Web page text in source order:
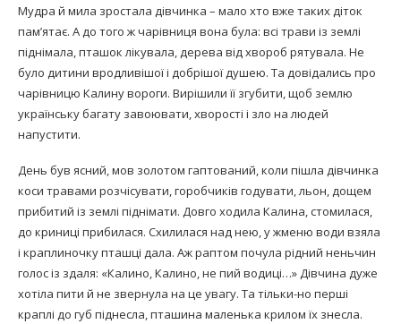
Мудра й мила зростала дівчинка – мало хто вже таких діток
пам’ятає. А до того ж чарівниця вона була: всі трави із землі
піднімала, пташок лікувала, дерева від хвороб рятувала. Не
було дитини вродливішої і добрішої душею. Та довідались про
чарівницю Калину вороги. Вирішили її згубити, щоб землю
українську багату завоювати, хворості і зло на людей
напустити.
День був ясний, мов золотом гаптований, коли пішла дівчинка
коси травами розчісувати, горобчиків годувати, льон, дощем
прибитий із землі піднімати. Довго ходила Калина, стомилася,
до криниці прибилася. Схилилася над нею, у жменю води взяла
і краплиночку пташці дала. Аж раптом почула рідний неньчин
голос із здаля: «Калино, Калино, не пий водиці…» Дівчина дуже
хотіла пити й не звернула на це увагу. Та тільки-но перші
краплі до губ піднесла, пташина маленька крилом їх знесла.